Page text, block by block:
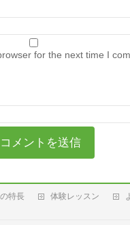
for the next time I
特長 体験レッスン